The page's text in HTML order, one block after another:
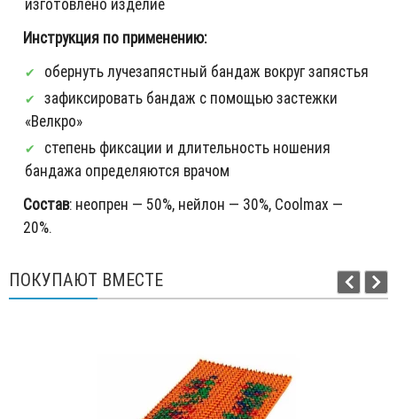
Инструкция по применению:
обернуть лучезапястный бандаж вокруг запястья
зафиксировать бандаж с помощью застежки
«Велкро»
степень фиксации и длительность ношения
бандажа определяются врачом
Состав: неопрен — 50%, нейлон — 30%, Coolmax —
20%.
ПОКУПАЮТ ВМЕСТЕ